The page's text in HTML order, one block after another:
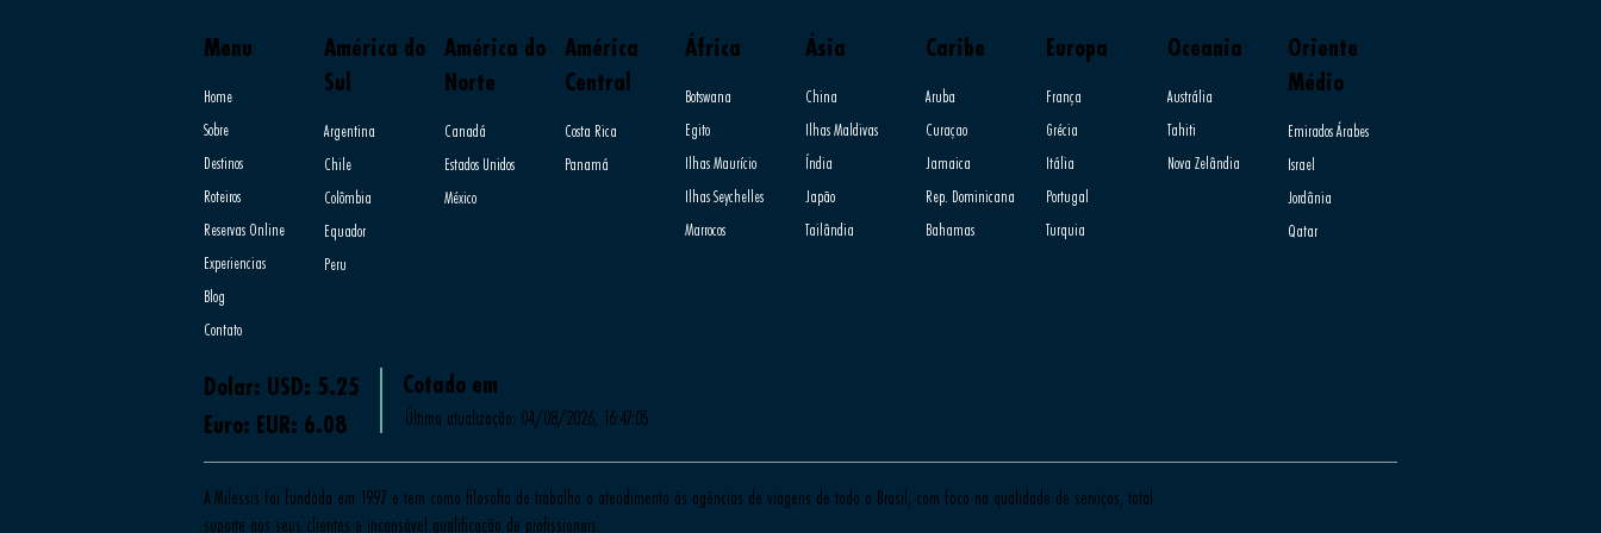
Menu
Home
Sobre
Destinos
Roteiros
Reservas Online
Experiencias
Blog
Contato
América do
Sul
Argentina
Chile
Colômbia
Equador
Peru
América do
Norte
Canadá
Estados Unidos
México
América
Central
Costa Rica
Panamá
África
Botswana
Egito
Ilhas Maurício
Ilhas Seychelles
Marrocos
Ásia
China
Ilhas Maldivas
Índia
Japão
Tailândia
Caribe
Aruba
Curaçao
Jamaica
Rep. Dominicana
Bahamas
Europa
França
Grécia​
Itália
Portugal
Turquia
Oceania
Austrália
Tahiti
Nova Zelândia
Oriente
Médio
Emirados Árabes
Israel
Jordânia
Qatar
Euro: EUR: 6.08
Dolar: USD: 5.25
Última atualização: 04/08/2026, 16:47:05
Cotado em
A Milessis foi fundada em 1997 e tem como filosofia de trabalho o atendimento às agências de viagens de todo o Brasil, com foco na qualidade de serviços, total
suporte aos seus clientes e incansável qualificação de profissionais.